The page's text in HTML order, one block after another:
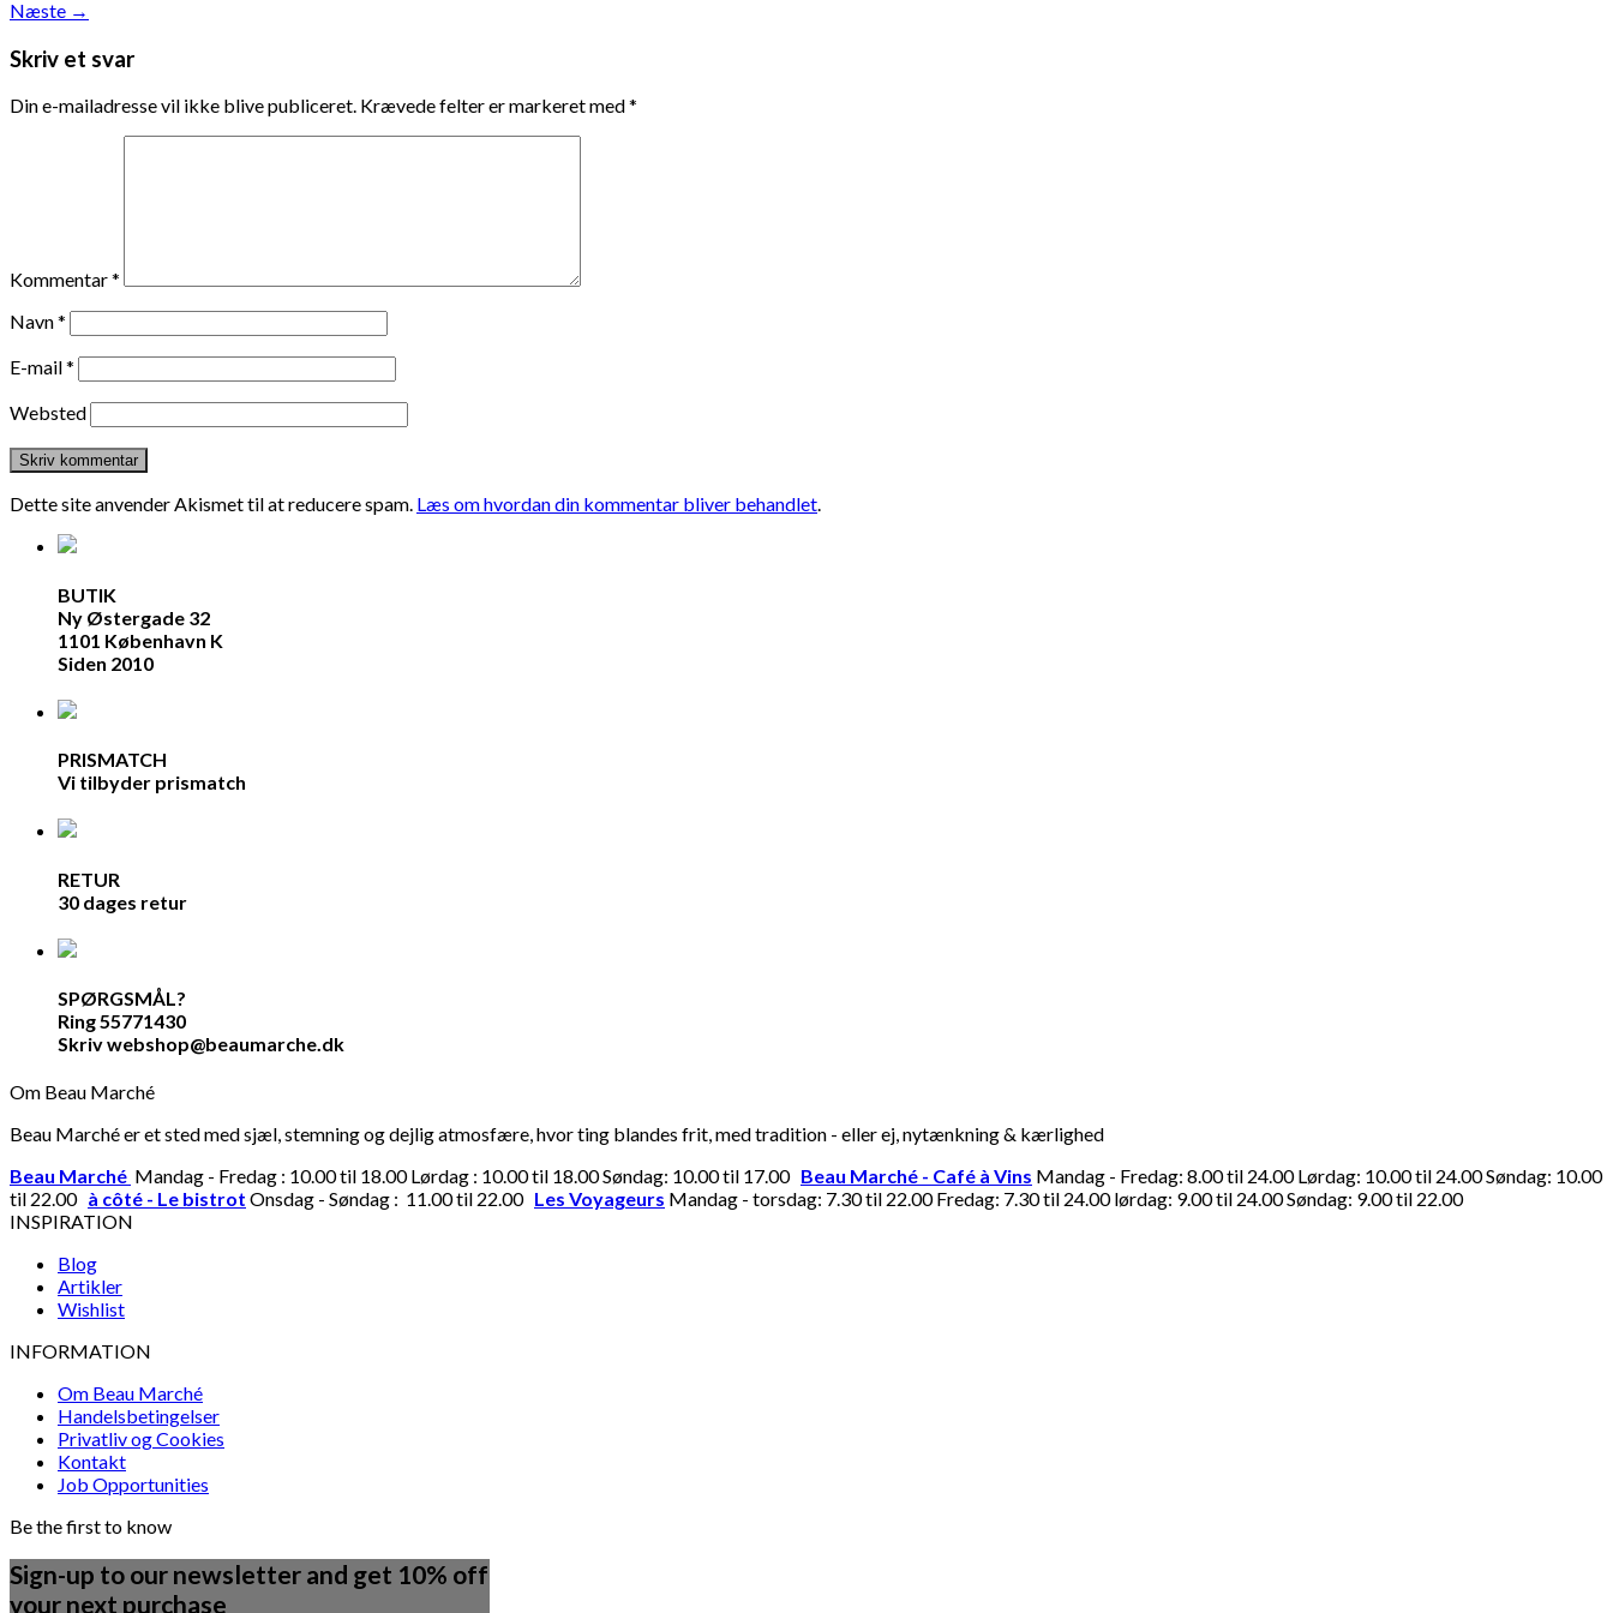
Næste →
Skriv et svar
Din e-mailadresse vil ikke blive publiceret. Krævede felter er markeret med*
Kommentar*
Navn*
E-mail*
Websted
Dette site anvender Akismet til at reducere spam. Læs om hvordan din kommentar bliver behandlet.
BUTIK
Ny Østergade 32
1101 København K
Siden 2010
PRISMATCH
Vi tilbyder prismatch
RETUR
30 dages retur
SPØRGSMÅL?
Ring 55771430
Skriv webshop@beaumarche.dk
Om Beau Marché
Beau Marché er et sted med sjæl, stemning og dejlig atmosfære, hvor ting blandes frit, med tradition - eller ej, nytænkning & kærlighed
Beau Marché Mandag - Fredag : 10.00 til 18.00 Lørdag : 10.00 til 18.00 Søndag: 10.00 til 17.00 Beau Marché - Café à Vins Mandag - Fredag: 8.00 til 24.00 Lørdag: 10.00 til 24.00 Søndag: 10.00
til 22.00 à côté - Le bistrot Onsdag - Søndag : 11.00 til 22.00 Les Voyageurs Mandag - torsdag: 7.30 til 22.00 Fredag: 7.30 til 24.00 lørdag: 9.00 til 24.00 Søndag: 9.00 til 22.00
INSPIRATION
Blog
Artikler
Wishlist
INFORMATION
Om Beau Marché
Handelsbetingelser
Privatliv og Cookies
Kontakt
Job Opportunities
Be the first to know
Sign-up to our newsletter and get 10% off
your next purchase